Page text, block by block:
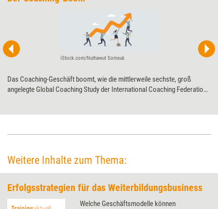
iStock.com/Nuthawut Somsuk
Das Coaching-Geschäft boomt, wie die mittlerweile sechste, groß
angelegte Global Coaching Study der International Coaching Federation
Weitere Inhalte zum Thema:
Erfolgsstrategien für das Weiterbildungsbusiness
Welche Geschäftsmodelle können